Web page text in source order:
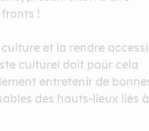
!
et la rendre
culturel doit pour cela
entretenir de
des hauts-lieux liés